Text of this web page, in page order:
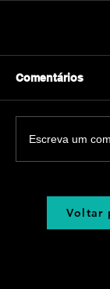
Comentários
Escreva um
Voltar